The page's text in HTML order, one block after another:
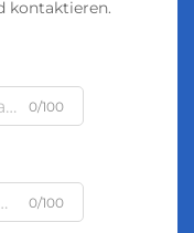
kontaktieren.
0/100
0/100